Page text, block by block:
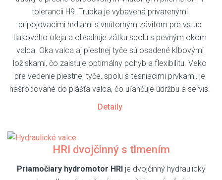
tolerancii H9. Trubka je vybavená privarenými
pripojovacími hrdlami s vnútorným závitom pre vstup
tlakového oleja a obsahuje zátku spolu s pevným okom
valca. Oka valca aj piestnej tyče sú osadené kĺbovými
ložiskami, čo zaisťuje optimálny pohyb a flexibilitu. Veko
pre vedenie piestnej tyče, spolu s tesniacimi prvkami, je
našróbované do plášťa valca, čo uľahčuje údržbu a servis.
Detaily
HRI dvojčinný s tlmením
Priamočiary hydromotor HRIje dvojčinný hydraulický